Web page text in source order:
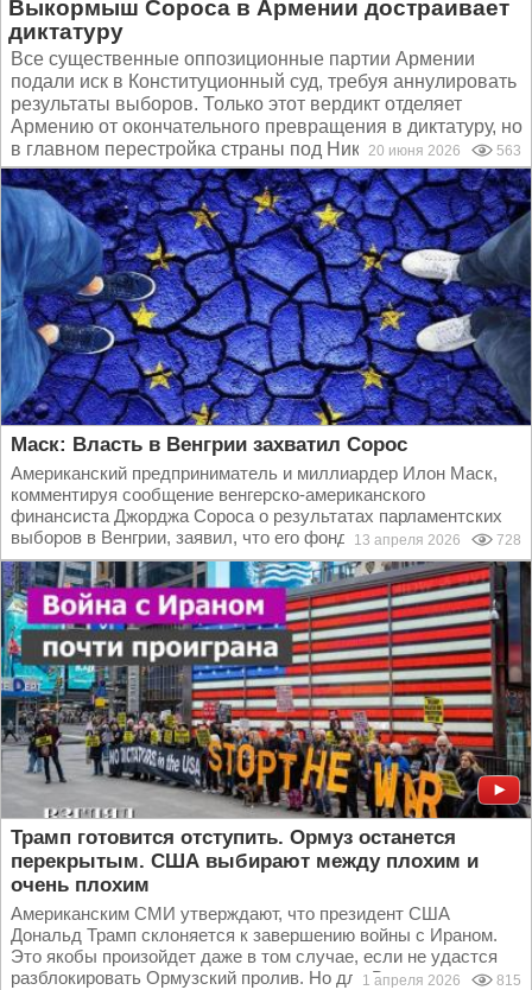
Выкормыш Сороса в Армении достраивает
диктатуру
Все существенные оппозиционные партии Армении
подали иск в Конституционный суд, требуя аннулировать
результаты выборов. Только этот вердикт отделяет
Армению от окончательного превращения в диктатуру, но
в главном перестройка страны под Никола Пашиняна и...
20 июня 2026 563
Маск: Власть в Венгрии захватил Сорос
Американский предприниматель и миллиардер Илон Маск,
комментируя сообщение венгерско-американского
финансиста Джорджа Сороса о результатах парламентских
выборов в Венгрии, заявил, что его фонды взяли власть в...
13 апреля 2026 728
Трамп готовится отступить. Ормуз останется
перекрытым. США выбирают между плохим и
очень плохим
Американским СМИ утверждают, что президент США
Дональд Трамп склоняется к завершению войны с Ираном.
Это якобы произойдет даже в том случае, если не удастся
разблокировать Ормузский пролив. Но для Вашингтона...
1 апреля 2026 815